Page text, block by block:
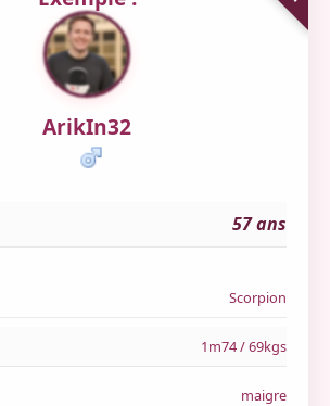
ArikIn32
57 ans
Scorpion
1m74 / 69kgs
maigre